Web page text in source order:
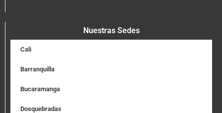
Nuestras Sedes
Cali
Barranquilla
Bucaramanga
Dosquebradas